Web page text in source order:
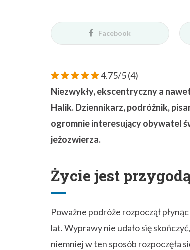
Facebook
4.75/5(4)
Niezwykły, ekscentryczny a
Halik. Dziennikarz, podróżnik,
ogromnie interesujący obywatel
jeżozwierza.
Życie jest
Poważne podróże rozpoczął
lat. Wyprawy nie udało się
niemniej w ten sposób rozpoczęła